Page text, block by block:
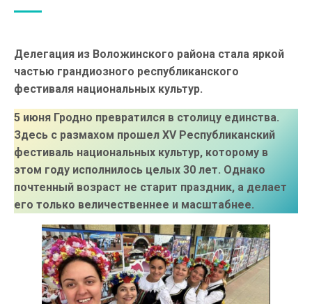
Делегация из Воложинского района стала яркой
частью грандиозного республиканского
фестиваля национальных культур.
5 июня Гродно превратился в столицу единства.
Здесь с размахом прошел XV Республиканский
фестиваль национальных культур, которому в
этом году исполнилось целых 30 лет. Однако
почтенный возраст не старит праздник, а делает
его только величественнее и масштабнее.